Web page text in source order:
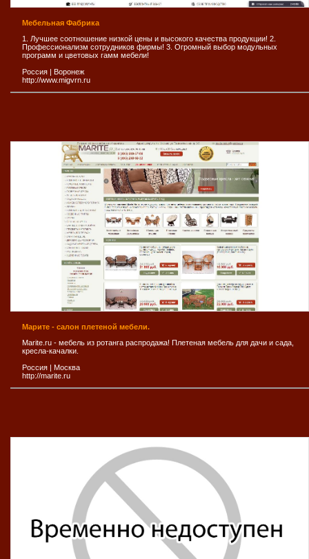
Мебельная Фабрика
1. Лучшее соотношение низкой цены и высокого качества продукции! 2.
Профессионализм сотрудников фирмы! 3. Огромный выбор модульных
программ и цветовых гамм мебели!
Россия | Воронеж
http://www.migvrn.ru
Марите - салон плетеной мебели.
Marite.ru - мебель из ротанга распродажа! Плетеная мебель для дачи и сада,
кресла-качалки.
Россия | Москва
http://marite.ru